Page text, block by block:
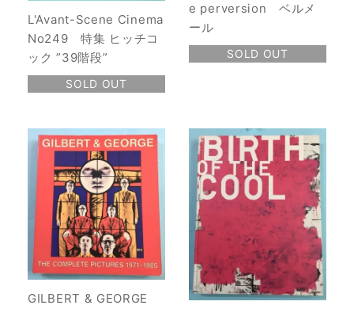
L'Avant-Scene Cinema
No249 特集 ヒッチコ
ック ”39階段”
SOLD OUT
e perversion ベルメ
ール
SOLD OUT
GILBERT & GEORGE